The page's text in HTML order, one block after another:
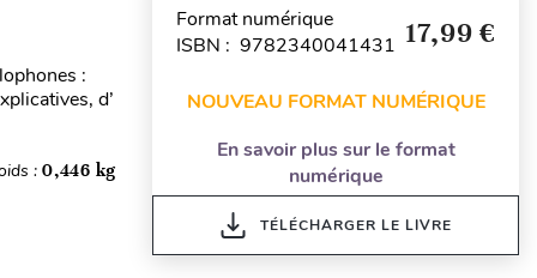
:
d’
:0,446 kg
Format numérique
ISBN : 9782340041431 17,99 €
NOUVEAU FORMAT NUMÉRIQUE
En savoir plus sur le format
numérique
TÉLÉCHARGER LE LIVRE